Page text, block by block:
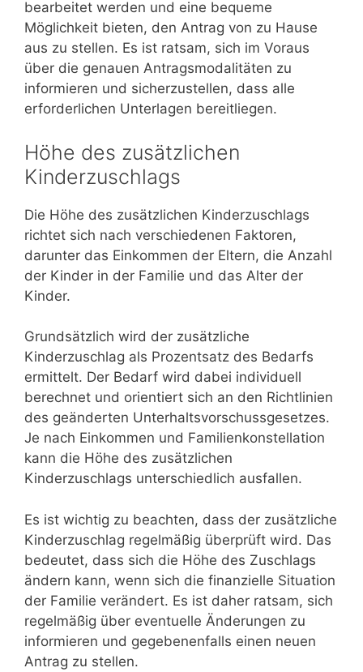
bearbeitet werden und eine bequeme
Möglichkeit bieten, den Antrag von zu Hause
aus zu stellen. Es ist ratsam, sich im Voraus
über die genauen Antragsmodalitäten zu
informieren und sicherzustellen, dass alle
erforderlichen Unterlagen bereitliegen.
Höhe des zusätzlichen
Kinderzuschlags
Die Höhe des zusätzlichen Kinderzuschlags
richtet sich nach verschiedenen Faktoren,
darunter das Einkommen der Eltern, die Anzahl
der Kinder in der Familie und das Alter der
Kinder.
Grundsätzlich wird der zusätzliche
Kinderzuschlag als Prozentsatz des Bedarfs
ermittelt. Der Bedarf wird dabei individuell
berechnet und orientiert sich an den Richtlinien
des geänderten Unterhaltsvorschussgesetzes.
Je nach Einkommen und Familienkonstellation
kann die Höhe des zusätzlichen
Kinderzuschlags unterschiedlich ausfallen.
Es ist wichtig zu beachten, dass der zusätzliche
Kinderzuschlag regelmäßig überprüft wird. Das
bedeutet, dass sich die Höhe des Zuschlags
ändern kann, wenn sich die finanzielle Situation
der Familie verändert. Es ist daher ratsam, sich
regelmäßig über eventuelle Änderungen zu
informieren und gegebenenfalls einen neuen
Antrag zu stellen.